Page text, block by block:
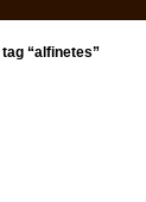
“alfinetes”